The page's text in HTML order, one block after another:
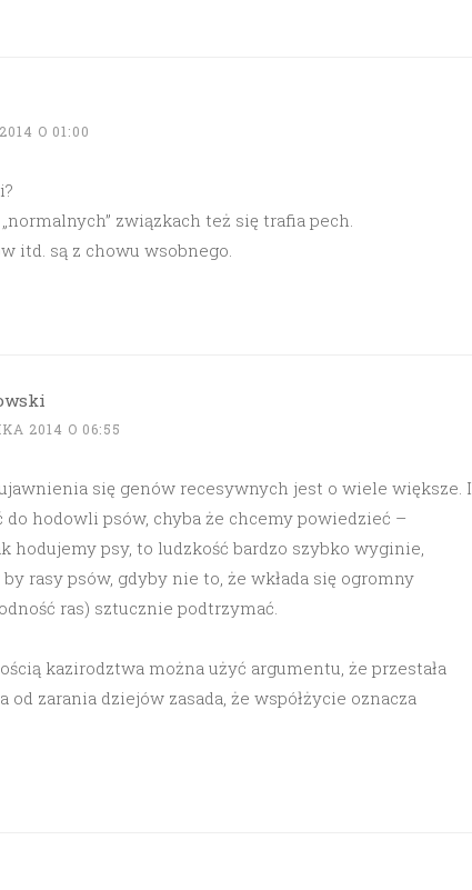
O 01:00
związkach też się trafia pech.
itd. są z chowu wsobnego.
2014 O 06:55
się genów recesywnych jest o wiele większe. I
hodowli psów, chyba że chcemy powiedzieć –
hodujemy psy, to ludzkość bardzo szybko wyginie,
rasy psów, gdyby nie to, że wkłada się ogromny
ras) sztucznie podtrzymać.
kazirodztwa można użyć argumentu, że przestała
zarania dziejów zasada, że współżycie oznacza